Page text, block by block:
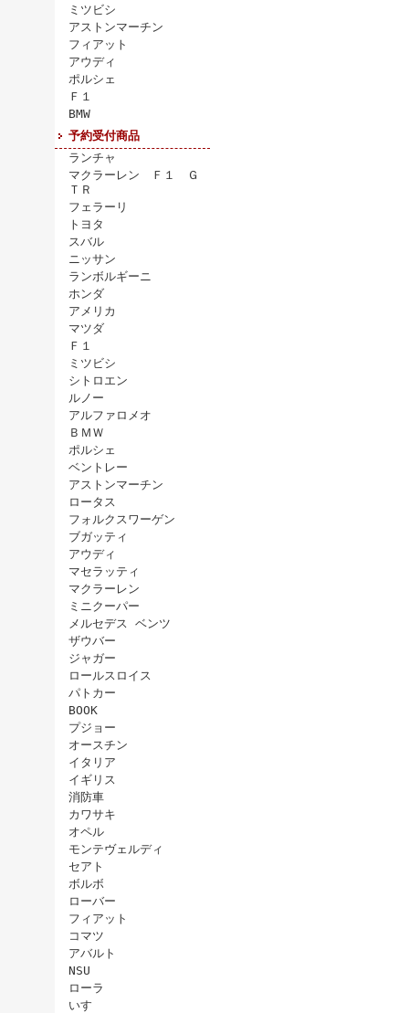
ミツビシ
アストンマーチン
フィアット
アウディ
ポルシェ
Ｆ１
BMW
予約受付商品
ランチャ
マクラーレン Ｆ１ Ｇ
ＴＲ
フェラーリ
トヨタ
スバル
ニッサン
ランボルギーニ
ホンダ
アメリカ
マツダ
Ｆ１
ミツビシ
シトロエン
ルノー
アルファロメオ
ＢＭＷ
ポルシェ
ベントレー
アストンマーチン
ロータス
フォルクスワーゲン
ブガッティ
アウディ
マセラッティ
マクラーレン
ミニクーパー
メルセデス ベンツ
ザウバー
ジャガー
ロールスロイス
パトカー
BOOK
プジョー
オースチン
イタリア
イギリス
消防車
カワサキ
オペル
モンテヴェルディ
セアト
ボルボ
ローバー
フィアット
コマツ
アバルト
NSU
ローラ
いすゞ